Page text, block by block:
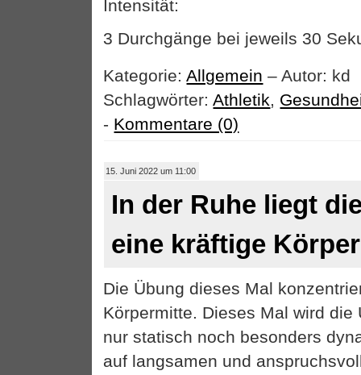
Intensität:
3 Durchgänge bei jeweils 30
Kategorie: Allgemein – Autor: kd
Schlagwörter: Athletik
- Kommentare (0)
15. Juni 2022 um 11:00
In der Ruhe liegt
eine kräftige
Die Übung dieses Mal
Körpermitte. Dieses Mal wird die
nur statisch noch besonders
auf langsamen und